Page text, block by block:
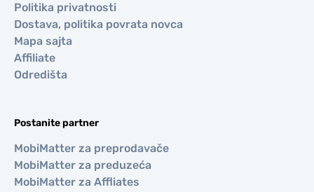
Politika privatnosti
Dostava, politika povrata novca
Mapa sajta
Affiliate
Odredišta
Postanite partner
MobiMatter za preprodavače
MobiMatter za preduzeća
MobiMatter za Affliates